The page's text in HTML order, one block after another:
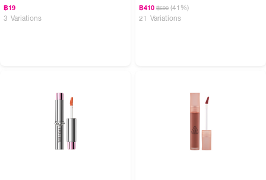
฿19
3 Variations
฿410 ฿690 (41%)
21 Variations